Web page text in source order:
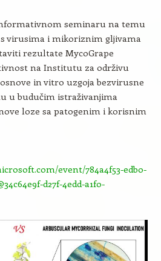
seminaru na temu
virusima i mikoriznim gljivama
rezultate MycoGrape
na Institutu za održivu
in vitro uzgoja bezvirusne
u budučim istraživanjima
loze sa patogenim i korisnim
event/784a4f53-edb0-
d27f-4edd-a1f0-